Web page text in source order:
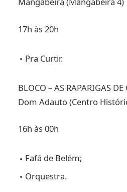
17h às 20h
Pra Curtir.
BLOCO – AS RAPARIGAS
Dom Adauto (Centro
16h às 00h
Fafá de Belém;
Orquestra.